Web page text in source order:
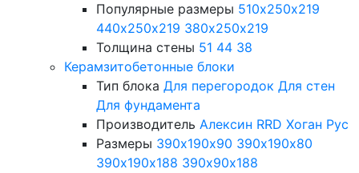
Популярные размеры 510х250х219
440х250х219 380х250х219
Толщина стены 51 44 38
Керамзитобетонные блоки
Тип блока Для перегородок Для стен
Для фундамента
Производитель Алексин RRD Хоган Рус
Размеры 390х190х90 390х190х80
390х190х188 390х90х188